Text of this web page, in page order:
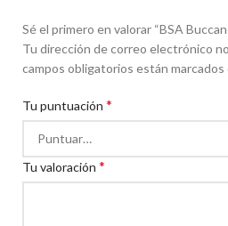
Sé el primero en valorar “BSA
Tu dirección de correo electrónico
campos obligatorios están marcados
Tu puntuación *
Tu valoración *